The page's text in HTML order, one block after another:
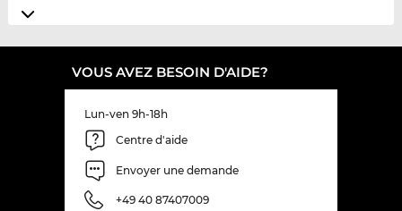
VOUS AVEZ BESOIN D'AIDE?
Lun-ven 9h-18h
Centre d'aide
Envoyer une demande
+49 40 87407009